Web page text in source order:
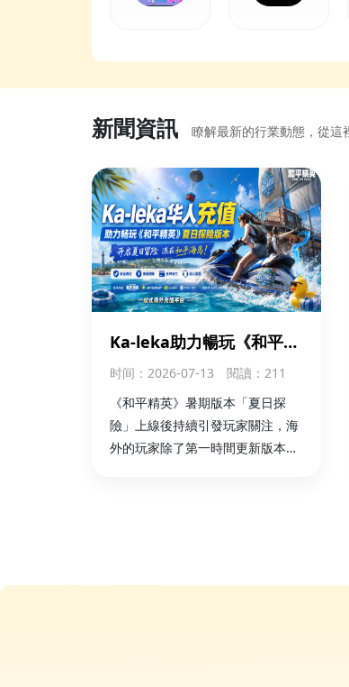
新聞資訊 瞭解最新的行業動態，從這
Ka-leka助力暢玩《和平精
英》夏日探險版本
时间 ：2026-07-13
閱讀：211
《和平精英》暑期版本「夏日探
險」上線後持續引發玩家關注，海
外的玩家除了第一時間更新版本，